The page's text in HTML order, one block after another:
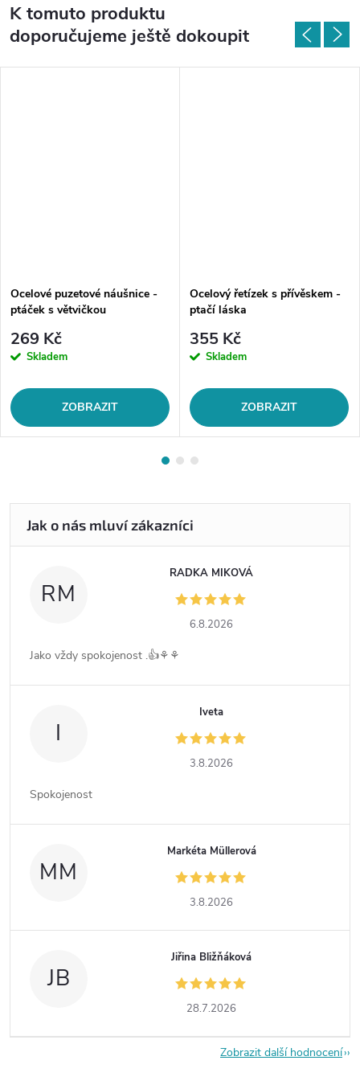
K tomuto produktu
doporučujeme ještě dokoupit
Ocelové puzetové náušnice -
ptáček s větvičkou
269 Kč
Skladem
ZOBRAZIT
Ocelový řetízek s přívěskem -
ptačí láska
355 Kč
Skladem
ZOBRAZIT
RM
RADKA MIKOVÁ
6.8.2026
Jako vždy spokojenost .👍⚘️⚘️
I
Iveta
3.8.2026
Spokojenost
MM
Markéta Müllerová
3.8.2026
JB
Jiřina Bližňáková
28.7.2026
Zobrazit další hodnocení